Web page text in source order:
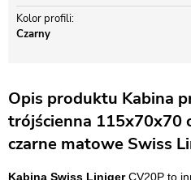
Kolor profili
Czarny
Opis produktu Kabina
trójścienna 115x70x70
czarne matowe Swiss
Kabina Swiss LinigerCV20P to